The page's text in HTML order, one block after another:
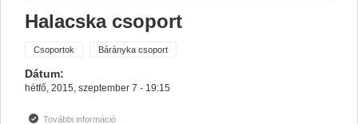
Halacska csoport
Csoportok Bárányka csoport
Dátum:
hétfő, 2015, szeptember 7 - 19:15
További információHalacska csoport tartalommal kapcsolatosan